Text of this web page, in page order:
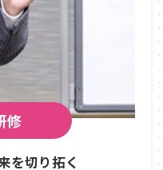
修
を切り拓く